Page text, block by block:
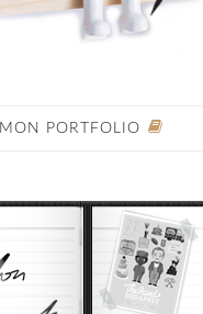
MON PORTFOLIO